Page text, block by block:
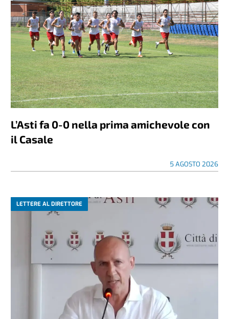
L’Asti fa 0-0 nella prima amichevole con
il Casale
5 AGOSTO 2026
LETTERE AL DIRETTORE